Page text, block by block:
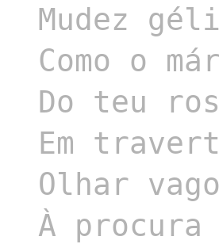
Mudez
Como o
Do teu
Em
Olhar vago
À procura